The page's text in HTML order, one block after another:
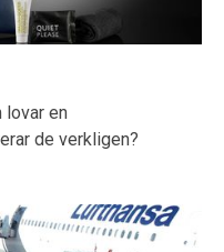
lovar en
de verkligen?